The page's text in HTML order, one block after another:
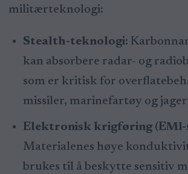
militærteknologi:
Stealth-teknologi:
kan absorbere radar- og
som er kritisk for
missiler, marinefartøy og
Elektronisk krigføring (EMI-
Materialenes høye
brukes til å beskytte sensitiv